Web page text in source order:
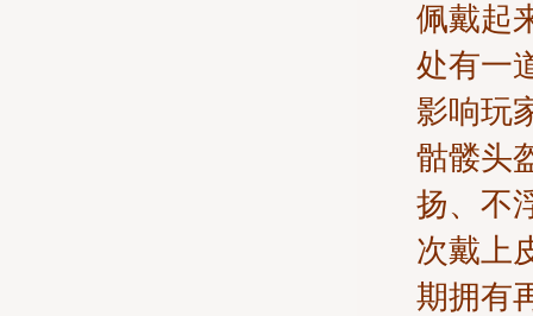
佩戴起
处有一
影响玩
骷髅头
扬、不
次戴上
期拥有